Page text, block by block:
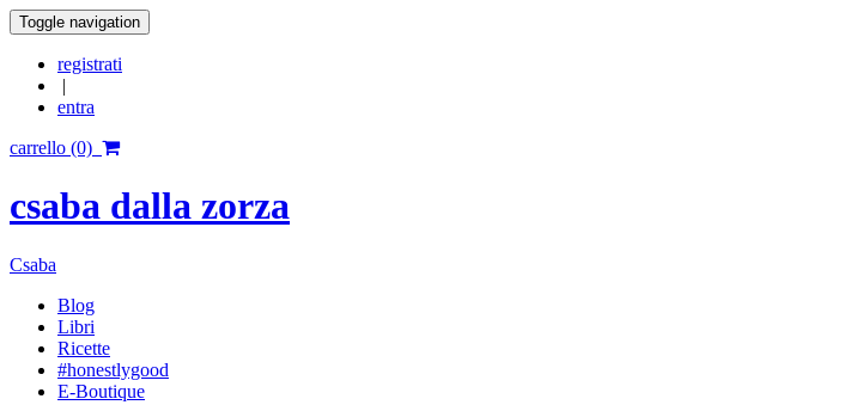
Toggle navigation
registrati
|
entra
carrello (0)
csaba dalla zorza
Csaba
Blog
Libri
Ricette
#honestlygood
E-Boutique